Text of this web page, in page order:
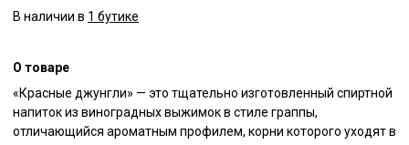
В наличии в 1 бутике
О товаре
«Красные джунгли» — это тщательно изготовленный спиртной
напиток из виноградных выжимок в стиле граппы,
отличающийся ароматным профилем, корни которого уходят в